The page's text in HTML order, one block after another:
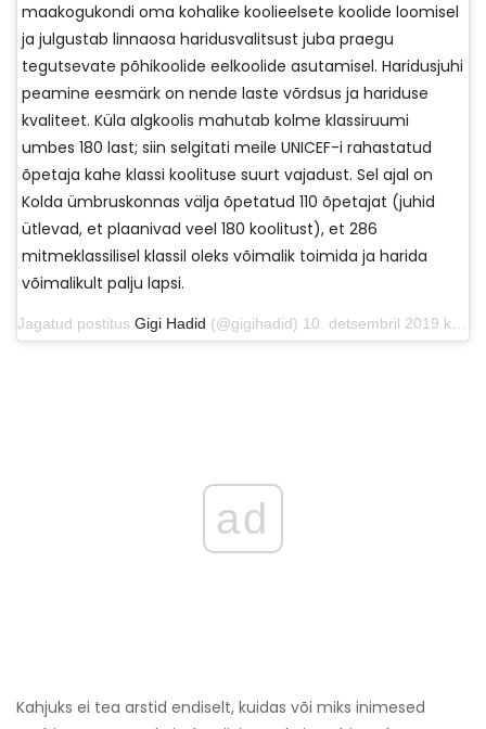
maakogukondi oma kohalike koolieelsete koolide loomisel
ja julgustab linnaosa haridusvalitsust juba praegu
tegutsevate põhikoolide eelkoolide asutamisel. Haridusjuhi
peamine eesmärk on nende laste võrdsus ja hariduse
kvaliteet. Küla algkoolis mahutab kolme klassiruumi
umbes 180 last; siin selgitati meile UNICEF-i rahastatud
õpetaja kahe klassi koolituse suurt vajadust. Sel ajal on
Kolda ümbruskonnas välja õpetatud 110 õpetajat (juhid
ütlevad, et plaanivad veel 180 koolitust), et 286
mitmeklassilisel klassil oleks võimalik toimida ja harida
võimalikult palju lapsi.
Jagatud postitus Gigi Hadid (@gigihadid) 10. detsembril 2019 kell 9:00 PST
ad
Kahjuks ei tea arstid endiselt, kuidas või miks inimesed